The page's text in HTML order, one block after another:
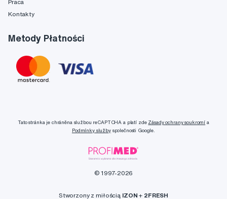
Praca
Kontakty
Metody Płatności
Tato stránka je chráněna službou reCAPTCHA a platí zde Zásady ochrany soukromí a
Podmínky službyspolečnosti Google.
© 1997-2026
Stworzony z miłością IZON + 2FRESH